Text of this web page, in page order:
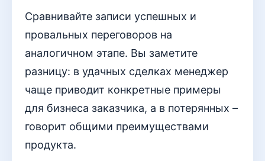
Сравнивайте записи успешных и
провальных переговоров на
аналогичном этапе. Вы заметите
разницу: в удачных сделках менеджер
чаще приводит конкретные примеры
для бизнеса заказчика, а в потерянных –
говорит общими преимуществами
продукта.